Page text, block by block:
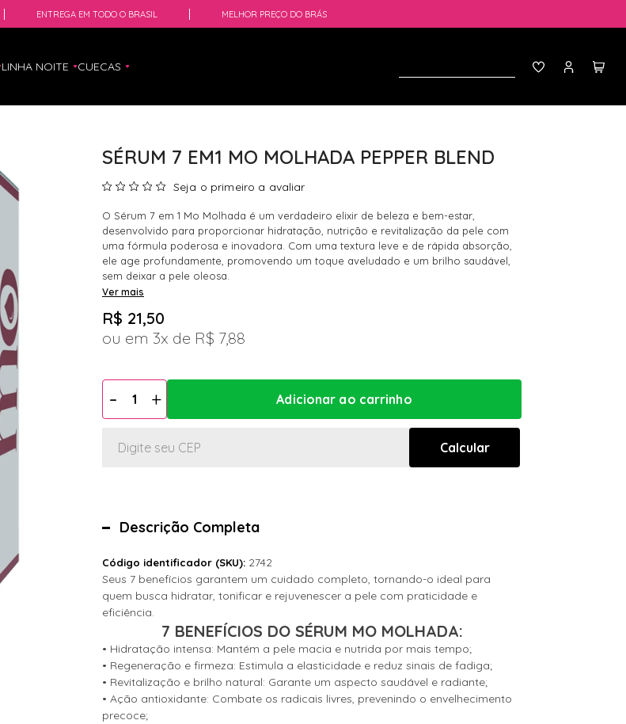
ENTREGA EM TODO O BRASIL MELHOR PREÇO DO BRÁS
LINHA NOITE CUECAS
SÉRUM 7 EM1 MO MOLHADA PEPPER BLEND
Seja o primeiro a avaliar
O Sérum 7 em 1 Mo Molhada é um verdadeiro elixir de beleza e bem-estar,
desenvolvido para proporcionar hidratação, nutrição e revitalização da pele com
uma fórmula poderosa e inovadora. Com uma textura leve e de rápida absorção,
ele age profundamente, promovendo um toque aveludado e um brilho saudável,
sem deixar a pele oleosa.
Ver mais
R$ 21,50
3x
R$ 7,88
Descrição Completa
Código identificador (SKU): 2742
Seus 7 benefícios garantem um cuidado completo, tornando-o ideal para
quem busca hidratar, tonificar e rejuvenescer a pele com praticidade e
eficiência.
7 BENEFÍCIOS DO SÉRUM MO MOLHADA:
• Hidratação intensa: Mantém a pele macia e nutrida por mais tempo;
• Regeneração e firmeza: Estimula a elasticidade e reduz sinais de fadiga;
• Revitalização e brilho natural: Garante um aspecto saudável e radiante;
• Ação antioxidante: Combate os radicais livres, prevenindo o envelhecimento
precoce;